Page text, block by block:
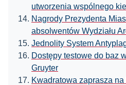
utworzenia wspólnego
Nagrody Prezydenta
absolwentów Wydziału
Jednolity System
Dostępy testowe do baz
Gruyter
Kwadratowa zaprasza